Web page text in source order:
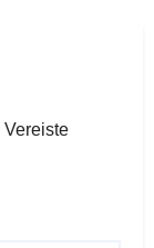
Vereiste